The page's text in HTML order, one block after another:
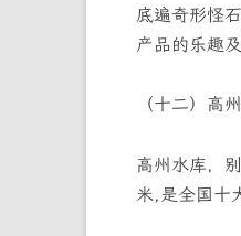
底遍奇形怪
产品的乐趣
（十二）高
高州水库，
米,是全国十